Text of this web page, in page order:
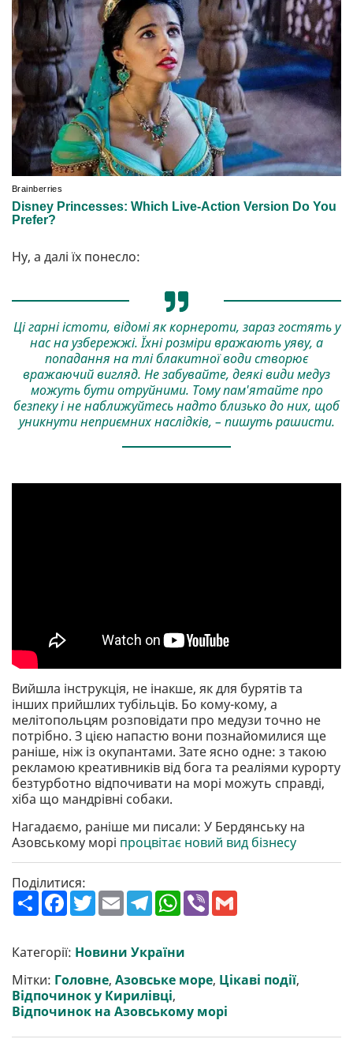
Ну, а далі їх понесло:
Ці гарні істоти, відомі як корнероти, зараз гостять у
нас на узбережжі. Їхні розміри вражають уяву, а
попадання на тлі блакитної води створює
вражаючий вигляд. Не забувайте, деякі види медуз
можуть бути отруйними. Тому пам'ятайте про
безпеку і не наближуйтесь надто близько до них, щоб
уникнути неприємних наслідків, – пишуть рашисти.
Вийшла інструкція, не інакше, як для бурятів та
інших прийшлих тубільців. Бо кому-кому, а
мелітопольцям розповідати про медузи точно не
потрібно. З цією напастю вони познайомилися ще
раніше, ніж із окупантами. Зате ясно одне: з такою
рекламою креативників від бога та реаліями курорту
безтурботно відпочивати на морі можуть справді,
хіба що мандрівні собаки.
Нагадаємо, раніше ми писали: У Бердянську на
Азовському морі процвітає новий вид бізнесу
Поділитися:
П
о
р
и
и
F
a
b
o
k
T
w
t
e
E
m
l
T
e
g
r
m
W
h
s
A
p
V
Категорії: Новини України
Мітки: Головне, Азовське море, Цікаві події,
Відпочинок у Кирилівці,
Відпочинок на Азовському морі